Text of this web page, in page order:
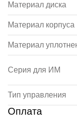
Материал диска
Материал корпуса
Материал
Серия для ИМ
Тип управления
Оплата